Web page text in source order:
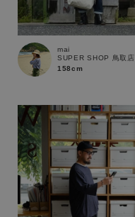
mai
SUPER SHOP 鳥取店
158cm